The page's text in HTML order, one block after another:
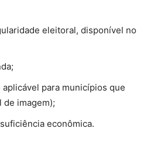
eleitoral, disponível no
para municípios que
de imagem);
econômica.